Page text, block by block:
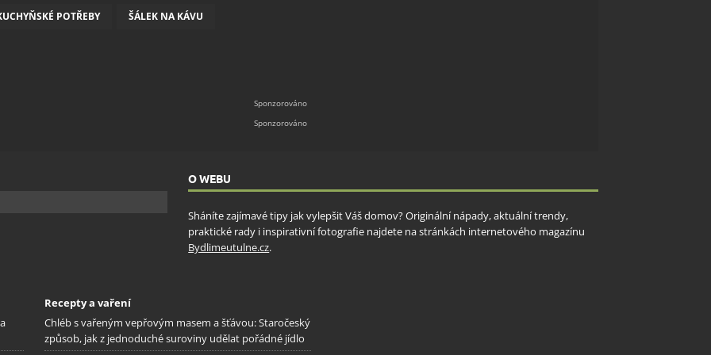
POTŘEBY ŠÁLEK NA KÁVU
O WEBU
Sháníte zajímavé tipy jak vylepšit Váš domov? Originální nápady, aktuální trendy,
praktické rady i inspirativní fotografie najdete na stránkách internetového magazínu
Bydlimeutulne.cz.
Recepty a vaření
Chléb s vařeným vepřovým masem a šťávou: Staročeský
způsob, jak z jednoduché suroviny udělat pořádné jídlo